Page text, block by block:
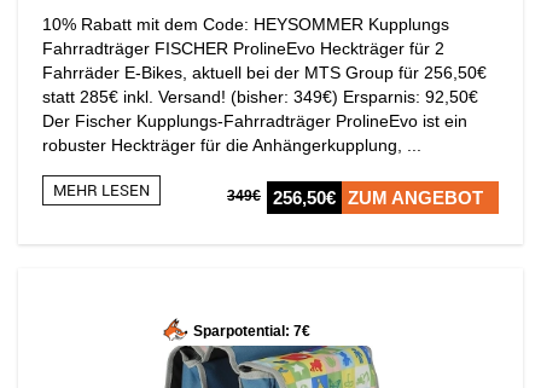
10% Rabatt mit dem Code: HEYSOMMER Kupplungs
Fahrradträger FISCHER ProlineEvo Heckträger für 2
Fahrräder E-Bikes, aktuell bei der MTS Group für 256,50€
statt 285€ inkl. Versand! (bisher: 349€) Ersparnis: 92,50€
Der Fischer Kupplungs-Fahrradträger ProlineEvo ist ein
robuster Heckträger für die Anhängerkupplung, ...
MEHR LESEN 349€ 256,50€ ZUM ANGEBOT
Sparpotential: 7€